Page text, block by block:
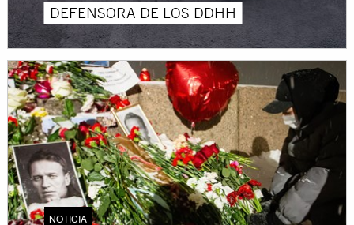
DEFENSORA DE LOS DDHH
NOTICIA